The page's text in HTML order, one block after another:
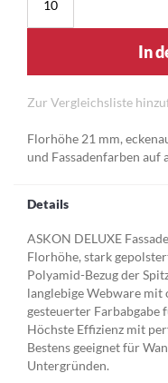
In
Zur Vergleichsliste
Florhöhe 21 mm,
und Fassadenfarben auf
Details
ASKON DELUXE
Florhöhe, stark
Polyamid-Bezug der
langlebige Webware
gesteuerter Farbabgabe
Höchste Effizienz mit
Bestens geeignet für
Untergründen.